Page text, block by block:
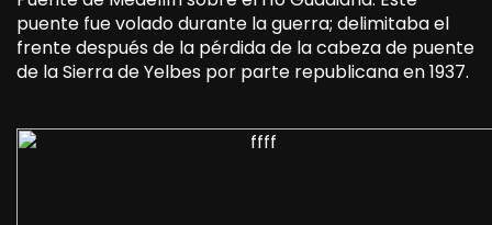
puente fue volado durante la guerra; delimitaba el
frente después de la pérdida de la cabeza de puente
de la Sierra de Yelbes por parte republicana en 1937.